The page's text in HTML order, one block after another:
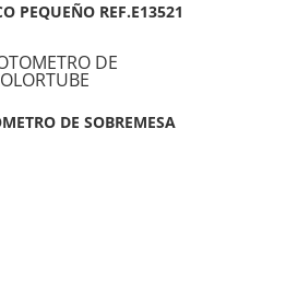
PEQUEÑO REF.E13521
DE SOBREMESA